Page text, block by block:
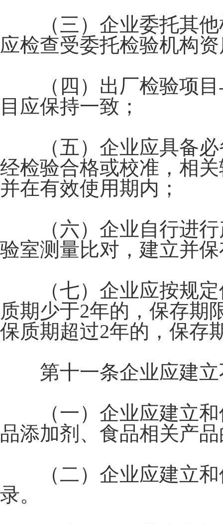
（三）企业委托其他
应检查受委托检验机构
（四）出厂检验项目
目应保持一致；
（五）企业应具备必
经检验合格或校准，相
并在有效使用期内；
（六）企业自行进行
验室测量比对，建立并
（七）企业应按规定
质期少于2年的，保存期
保质期超过2年的，保存
第十一条企业应建立
（一）企业应建立和
品添加剂、食品相关产
（二）企业应建立和
录。